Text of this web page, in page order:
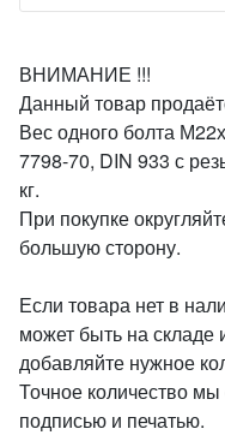
ВНИМАНИЕ !!!
Данный товар
Вес одного болта
7798-70, DIN 933 с
кг.
При покупке
большую сторону.
Если товара нет в
может быть на складе
добавляйте нужное
Точное количество
подписью и печатью.